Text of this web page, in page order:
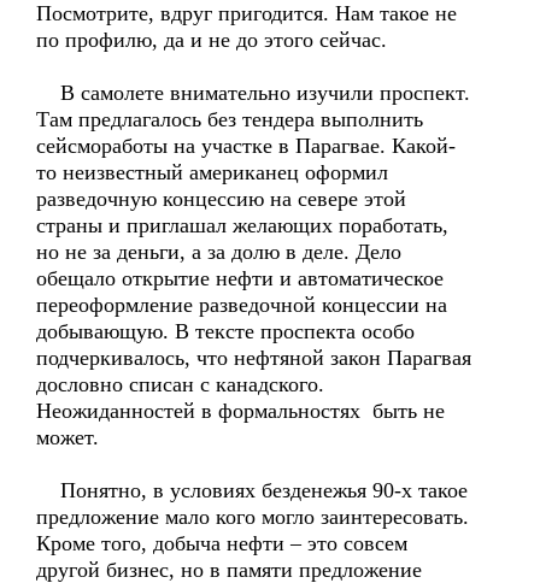
Посмотрите, вдруг пригодится. Нам такое не
по профилю, да и не до этого сейчас.
В самолете внимательно изучили проспект.
Там предлагалось без тендера выполнить
сейсмоработы на участке в Парагвае. Какой-
то неизвестный американец оформил
разведочную концессию на севере этой
страны и приглашал желающих поработать,
но не за деньги, а за долю в деле. Дело
обещало открытие нефти и автоматическое
переоформление разведочной концессии на
добывающую. В тексте проспекта особо
подчеркивалось, что нефтяной закон Парагвая
дословно списан с канадского.
Неожиданностей в формальностях быть не
может.
Понятно, в условиях безденежья 90-х такое
предложение мало кого могло заинтересовать.
Кроме того, добыча нефти – это совсем
другой бизнес, но в памяти предложение